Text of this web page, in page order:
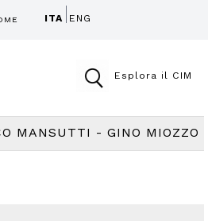
ITA ENG
Esplora il CIM
MANSUTTI - GINO MIOZZO